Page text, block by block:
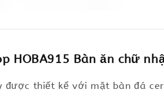
HOBA915 Bàn ăn chữ
được thiết kế với mặt bàn đá